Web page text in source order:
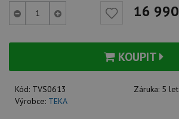
16 990
KOUPIT
Kód: TVS0613 Záruka: 5 let
Výrobce: TEKA